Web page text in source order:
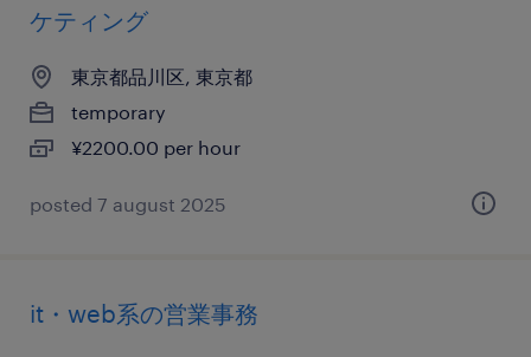
ケティング
東京都品川区, 東京都
temporary
¥2200.00 per hour
posted 7 august 2025
it・web系の営業事務